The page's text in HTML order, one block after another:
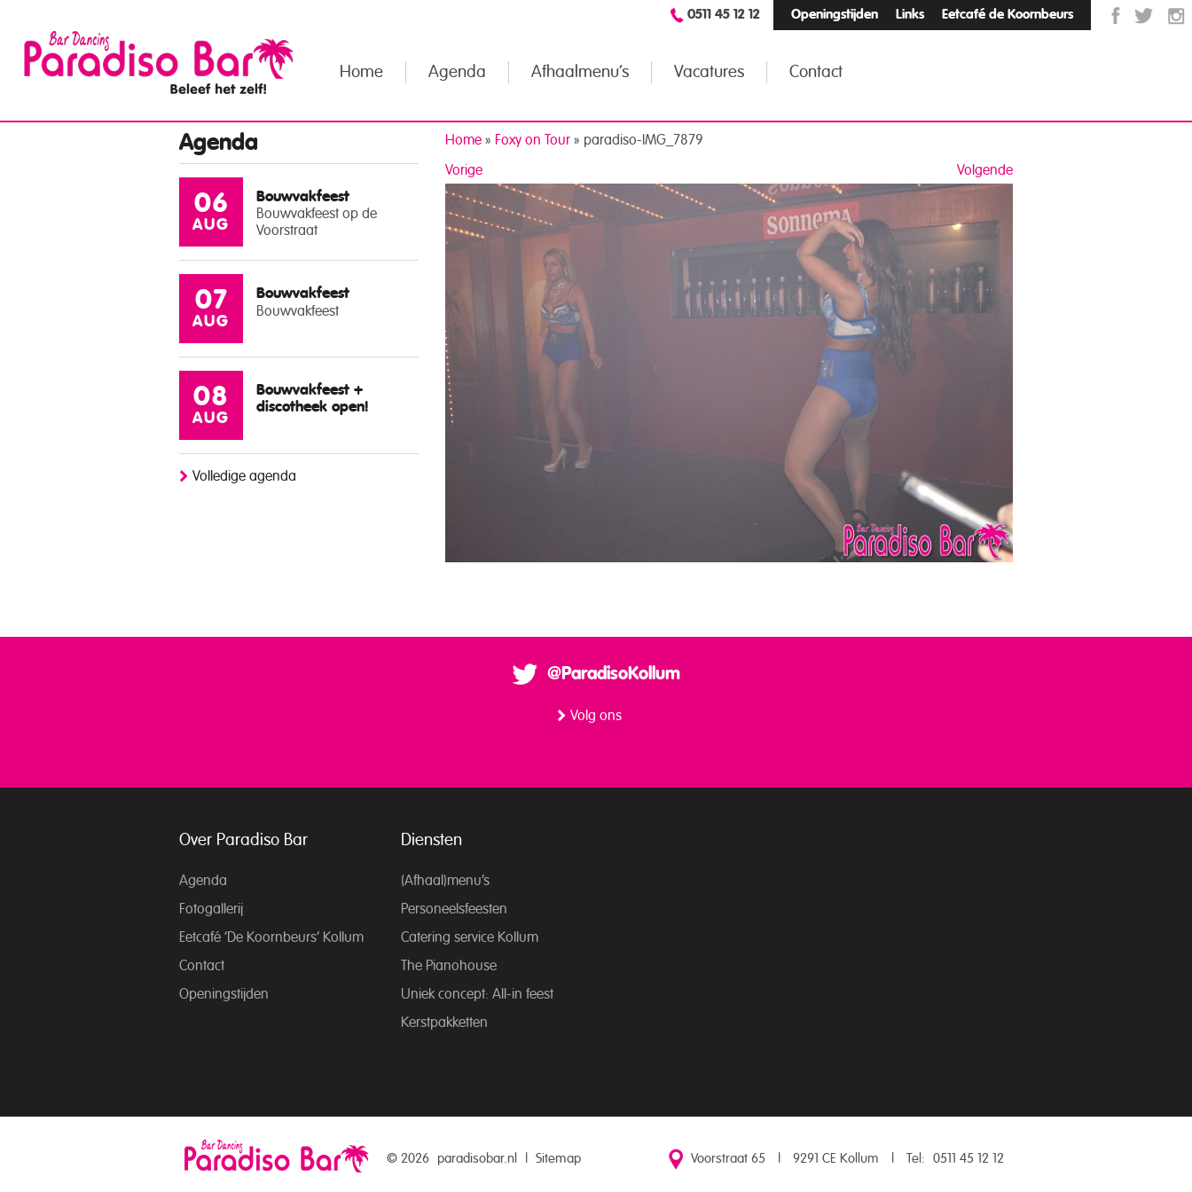
Openingstijden Links Eetcafé de Koornbeurs
0511 45 12 12
Home Agenda Afhaalmenu’s Vacatures Contact
Agenda
06
AUG
Bouwvakfeest
Bouwvakfeest op de
Voorstraat
07
AUG
Bouwvakfeest
Bouwvakfeest
08
AUG
Bouwvakfeest +
discotheek open!
Volledige agenda
Home » Foxy on Tour » paradiso-IMG_7879
Volgende
Vorige
@ParadisoKollum
Volg ons
Over Paradiso Bar
Agenda
Fotogallerij
Eetcafé ‘De Koornbeurs’ Kollum
Contact
Openingstijden
Diensten
(Afhaal)menu’s
Personeelsfeesten
Catering service Kollum
The Pianohouse
Uniek concept: All-in feest
Kerstpakketten
© 2026 paradisobar.nl Sitemap Voorstraat 65 9291 CE Kollum Tel: 0511 45 12 12